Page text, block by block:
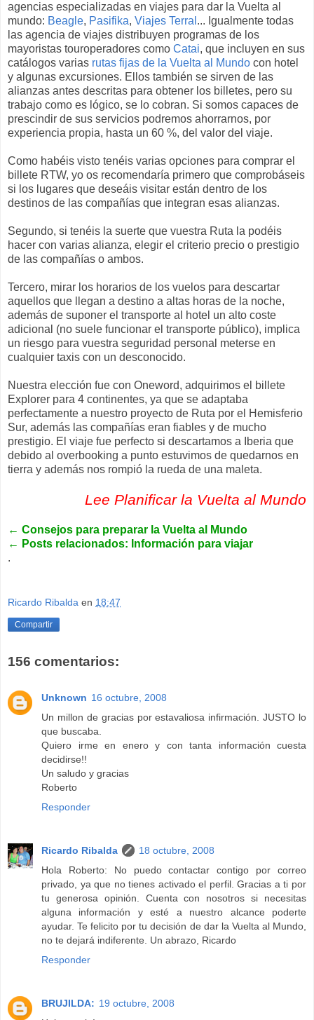
agencias especializadas en viajes para dar la Vuelta al
mundo: Beagle, Pasifika, Viajes Terral ... Igualmente todas
las agencia de viajes distribuyen programas de los
mayoristas touroperadores como Catai, que incluyen en sus
catálogos varias rutas fijas de la Vuelta al Mundo con hotel
y algunas excursiones. Ellos también se sirven de las
alianzas antes descritas para obtener los billetes, pero su
trabajo como es lógico, se lo cobran. Si somos capaces de
prescindir de sus servicios podremos ahorrarnos, por
experiencia propia, hasta un 60 %, del valor del viaje.
Como habéis visto tenéis varias opciones para comprar el
billete RTW, yo os recomendaría primero que comprobáseis
si los lugares que deseáis visitar están dentro de los
destinos de las compañías que integran esas alianzas.
Segundo, si tenéis la suerte que vuestra Ruta la podéis
hacer con varias alianza, elegir el criterio precio o prestigio
de las compañías o ambos.
Tercero, mirar los horarios de los vuelos para descartar
aquellos que llegan a destino a altas horas de la noche,
además de suponer el transporte al hotel un alto coste
adicional (no suele funcionar el transporte público), implica
un riesgo para vuestra seguridad personal meterse en
cualquier taxis con un desconocido.
Nuestra elección fue con Oneword, adquirimos el billete
Explorer para 4 continentes, ya que se adaptaba
perfectamente a nuestro proyecto de Ruta por el Hemisferio
Sur, además las compañías eran fiables y de mucho
prestigio. El viaje fue perfecto si descartamos a Iberia que
debido al overbooking a punto estuvimos de quedarnos en
tierra y además nos rompió la rueda de una maleta.
Lee Planificar la Vuelta al Mundo
← Consejos para preparar la Vuelta al Mundo
← Posts relacionados: Información para viajar
.
Ricardo Ribalda en 18:47
Compartir
156 comentarios:
Unknown 16 octubre, 2008
Un millon de gracias por estavaliosa infirmación. JUSTO lo
que buscaba.
Quiero irme en enero y con tanta información cuesta
decidirse!!
Un saludo y gracias
Roberto
Responder
Ricardo Ribalda
18 octubre, 2008
Hola Roberto: No puedo contactar contigo por correo
privado, ya que no tienes activado el perfil. Gracias a ti por
tu generosa opinión. Cuenta con nosotros si necesitas
alguna información y esté a nuestro alcance poderte
ayudar. Te felicito por tu decisión de dar la Vuelta al Mundo,
no te dejará indiferente. Un abrazo, Ricardo
Responder
BRUJILDA: 19 octubre, 2008